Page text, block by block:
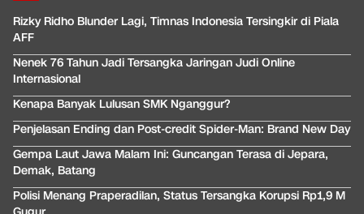
Rizky Ridho Blunder Lagi, Timnas Indonesia Tersingkir di Piala
AFF
Nenek 76 Tahun Jadi Tersangka Jaringan Judi Online
Internasional
Kenapa Banyak Lulusan SMK Nganggur?
Penjelasan Ending dan Post-credit Spider-Man: Brand New Day
Gempa Laut Jawa Malam Ini: Guncangan Terasa di Jepara,
Demak, Batang
Polisi Menang Praperadilan, Status Tersangka Korupsi Rp1,9 M